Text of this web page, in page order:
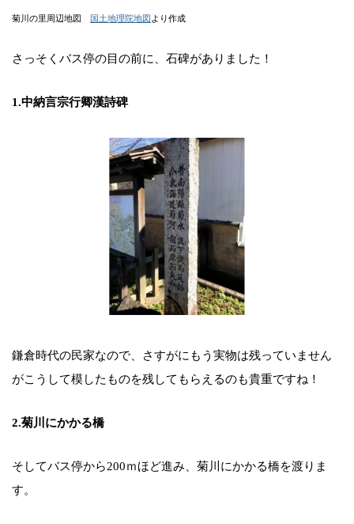
菊川の里周辺地図 国土地理院地図 より作成
さっそくバス停の目の前に、石碑がありました！
1.中納言宗行卿漢詩碑
鎌倉時代の民家なので、さすがにもう実物は残っていません
がこうして模したものを残してもらえるのも貴重ですね！
2.菊川にかかる橋
そしてバス停から200ｍほど進み、菊川にかかる橋を渡りま
す。